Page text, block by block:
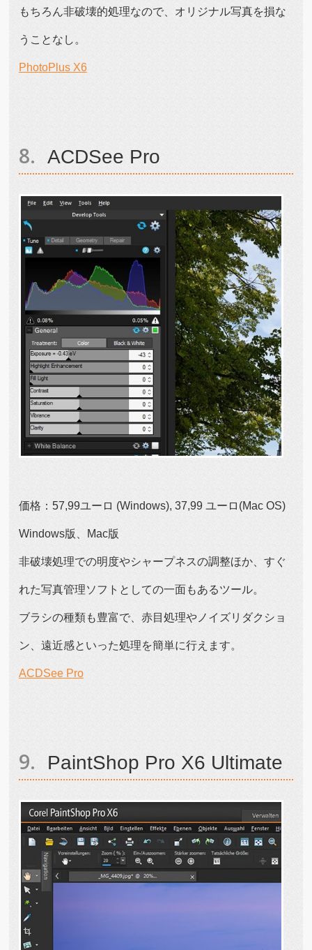
もちろん非破壊的処理なので、オリジナル写真を損な
うことなし。
PhotoPlus X6
ACDSee Pro
価格：57,99ユーロ (Windows), 37,99 ユーロ(Mac OS)
Windows版、Mac版
非破壊処理での明度やシャープネスの調整ほか、すぐ
れた写真管理ソフトとしての一面もあるツール。
ブラシの種類も豊富で、赤目処理やノイズリダクショ
ン、遠近感といった処理を簡単に行えます。
ACDSee Pro
PaintShop Pro X6 Ultimate